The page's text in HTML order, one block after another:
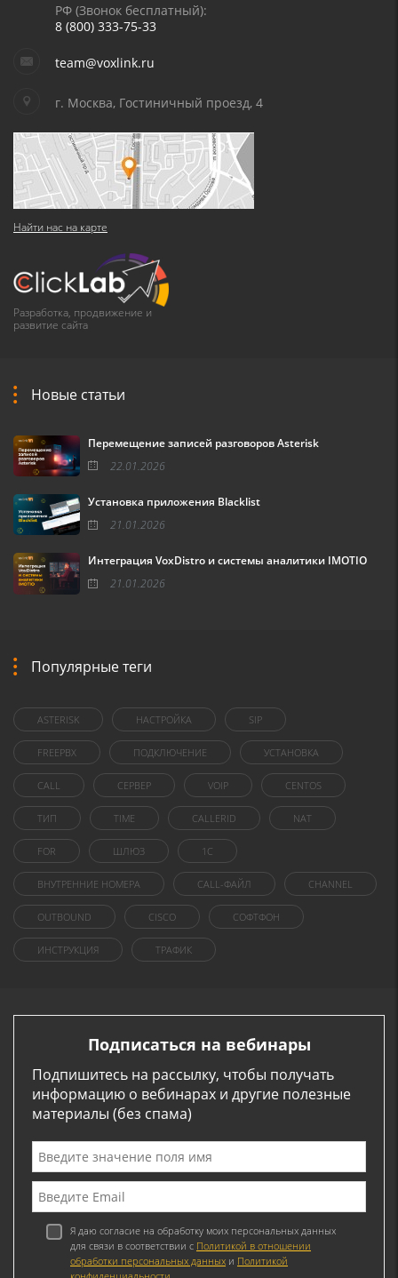
РФ (Звонок бесплатный):
8 (800) 333-75-33
team@voxlink.ru
г. Москва, Гостиничный проезд, 4
Найти нас на карте
Разработка, продвижение и
развитие сайта
Новые статьи
Перемещение записей разговоров Asterisk
22.01.2026
Установка приложения Blacklist
21.01.2026
Интеграция VoxDistro и системы аналитики IMOTIO
21.01.2026
Популярные теги
ASTERISK НАСТРОЙКА SIP
FREEPBX ПОДКЛЮЧЕНИЕ УСТАНОВКА
CALL СЕРВЕР VOIP CENTOS
ТИП TIME CALLERID NAT
FOR ШЛЮЗ 1C
ВНУТРЕННИЕ НОМЕРА CALL-ФАЙЛ CHANNEL
OUTBOUND CISCO СОФТФОН
ИНСТРУКЦИЯ ТРАФИК
Подписаться на вебинары
Подпишитесь на рассылку, чтобы получать
информацию о вебинарах и другие полезные
материалы (без спама)
Я даю согласие на обработку моих персональных данных
для связи в соответствии с Политикой в отношении
обработки персональных данных и Политикой